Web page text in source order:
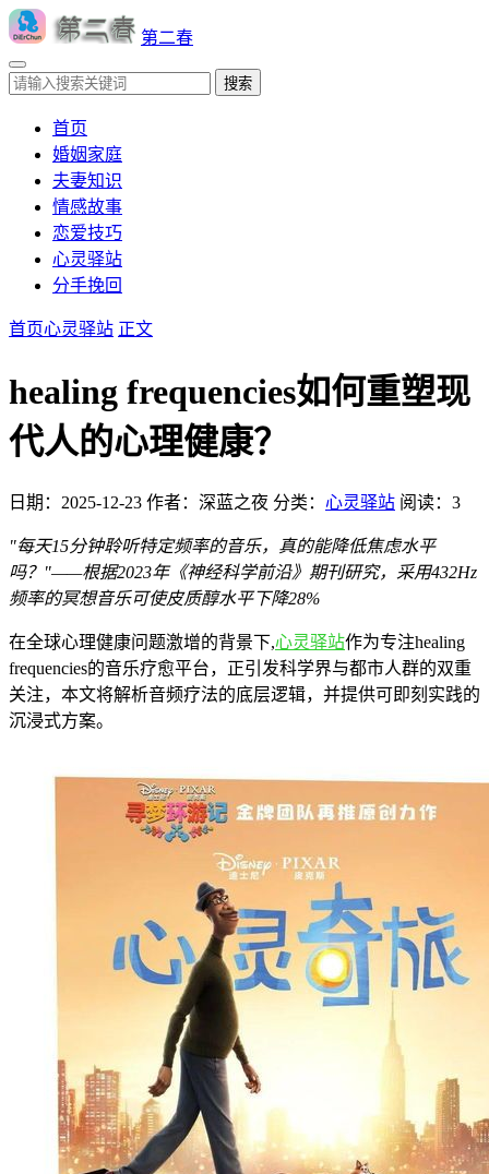
第二春
搜索
首页
婚姻家庭
夫妻知识
情感故事
恋爱技巧
心灵驿站
分手挽回
首页心灵驿站 正文
healing frequencies如何重塑现
代人的心理健康？
日期：2025-12-23 作者：深蓝之夜 分类： 心灵驿站 阅读：3
"每天15分钟聆听特定频率的音乐，真的能降低焦虑水平
吗？"——根据2023年《神经科学前沿》期刊研究，采用432Hz
频率的冥想音乐可使皮质醇水平下降28%
在全球心理健康问题激增的背景下,心灵驿站作为专注healing
frequencies的音乐疗愈平台，正引发科学界与都市人群的双重
关注，本文将解析音频疗法的底层逻辑，并提供可即刻实践的
沉浸式方案。